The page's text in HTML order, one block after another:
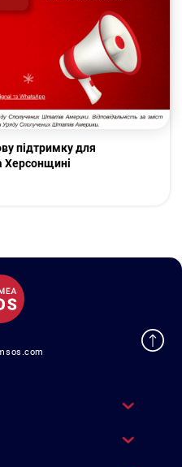
підтримку для
Херсонщині